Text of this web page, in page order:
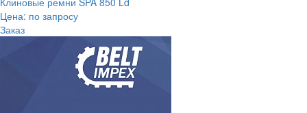
Цена: по запросу
Заказ